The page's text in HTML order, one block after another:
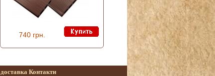
740 грн.
доставка Контакти